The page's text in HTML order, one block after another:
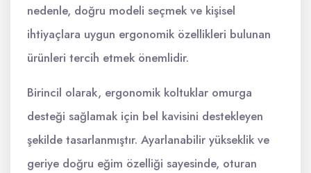
nedenle, doğru modeli seçmek ve kişisel
ihtiyaçlara uygun ergonomik özellikleri bulunan
ürünleri tercih etmek önemlidir.
Birincil olarak, ergonomik koltuklar omurga
desteği sağlamak için bel kavisini destekleyen
şekilde tasarlanmıştır. Ayarlanabilir yükseklik ve
geriye doğru eğim özelliği sayesinde, oturan